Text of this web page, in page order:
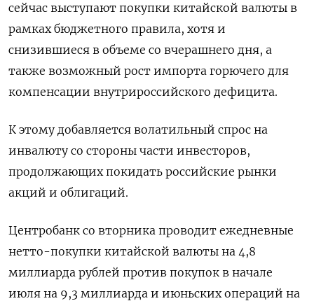
сейчас выступают покупки китайской валюты в
рамках бюджетного правила, хотя и
снизившиеся в объеме со вчерашнего дня, а
также возможный рост импорта горючего для
компенсации внутрироссийского дефицита.
К этому добавляется волатильный спрос на
инвалюту со стороны части ​инвесторов,
продолжающих покидать российские рынки
⁠акций и облигаций.
Центробанк со вторника проводит ежедневные
нетто-покупки китайской валюты на 4,8
миллиарда рублей против покупок в начале
июля на 9,3 миллиарда и июньских ‌операций на